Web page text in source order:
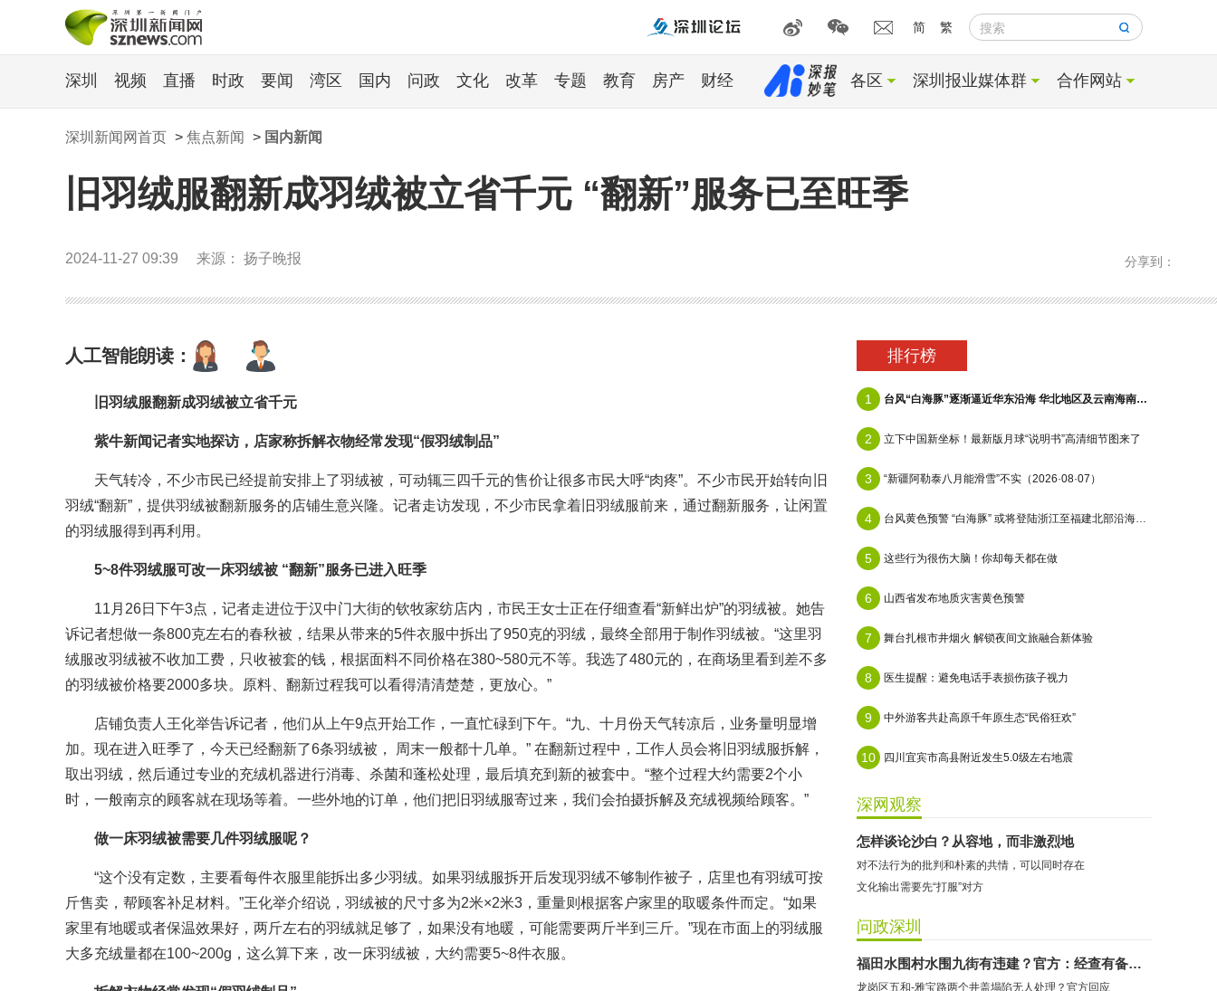
简 繁 搜索
深圳 视频 直播 时政 要闻 湾区 国内 问政 文化 改革 专题 教育 房产 财经 各区 深圳报业媒体群 合作网站
深圳新闻网首页 > 焦点新闻 > 国内新闻
旧羽绒服翻新成羽绒被立省千元 “翻新”服务已至旺季
2024-11-27 09:39 来源： 扬子晚报 分享到：
人工智能朗读：
旧羽绒服翻新成羽绒被立省千元
紫牛新闻记者实地探访，店家称拆解衣物经常发现“假羽绒制品”
天气转冷，不少市民已经提前安排上了羽绒被，可动辄三四千元的售价让很多市民大呼“肉疼”。不少市民开始转向旧
羽绒“翻新”，提供羽绒被翻新服务的店铺生意兴隆。记者走访发现，不少市民拿着旧羽绒服前来，通过翻新服务，让闲置
的羽绒服得到再利用。
5~8件羽绒服可改一床羽绒被 “翻新”服务已进入旺季
11月26日下午3点，记者走进位于汉中门大街的钦牧家纺店内，市民王女士正在仔细查看“新鲜出炉”的羽绒被。她告
诉记者想做一条800克左右的春秋被，结果从带来的5件衣服中拆出了950克的羽绒，最终全部用于制作羽绒被。“这里羽
绒服改羽绒被不收加工费，只收被套的钱，根据面料不同价格在380~580元不等。我选了480元的，在商场里看到差不多
的羽绒被价格要2000多块。原料、翻新过程我可以看得清清楚楚，更放心。”
店铺负责人王化举告诉记者，他们从上午9点开始工作，一直忙碌到下午。“九、十月份天气转凉后，业务量明显增
加。现在进入旺季了，今天已经翻新了6条羽绒被， 周末一般都十几单。” 在翻新过程中，工作人员会将旧羽绒服拆解，
取出羽绒，然后通过专业的充绒机器进行消毒、杀菌和蓬松处理，最后填充到新的被套中。“整个过程大约需要2个小
时，一般南京的顾客就在现场等着。一些外地的订单，他们把旧羽绒服寄过来，我们会拍摄拆解及充绒视频给顾客。”
做一床羽绒被需要几件羽绒服呢？
“这个没有定数，主要看每件衣服里能拆出多少羽绒。如果羽绒服拆开后发现羽绒不够制作被子，店里也有羽绒可按
斤售卖，帮顾客补足材料。”王化举介绍说，羽绒被的尺寸多为2米×2米3，重量则根据客户家里的取暖条件而定。“如果
家里有地暖或者保温效果好，两斤左右的羽绒就足够了，如果没有地暖，可能需要两斤半到三斤。”现在市面上的羽绒服
大多充绒量都在100~200g，这么算下来，改一床羽绒被，大约需要5~8件衣服。
排行榜
1 台风“白海豚”逐渐逼近华东沿海 华北地区及云南海南等地有降雨
2 立下中国新坐标！最新版月球“说明书”高清细节图来了
3 “新疆阿勒泰八月能滑雪”不实（2026·08·07）
4 台风黄色预警 “白海豚” 或将登陆浙江至福建北部沿海地区
5 这些行为很伤大脑！你却每天都在做
6 山西省发布地质灾害黄色预警
7 舞台扎根市井烟火 解锁夜间文旅融合新体验
8 医生提醒：避免电话手表损伤孩子视力
9 中外游客共赴高原千年原生态“民俗狂欢”
10 四川宜宾市高县附近发生5.0级左右地震
深网观察
怎样谈论沙白？从容地，而非激烈地
对不法行为的批判和朴素的共情，可以同时存在
文化输出需要先“打服”对方
问政深圳
福田水围村水围九街有违建？官方：经查有备案并公示
龙岗区五和-雅宝路两个井盖塌陷无人处理？官方回应
哈尔特健身：商家拒不配合调解